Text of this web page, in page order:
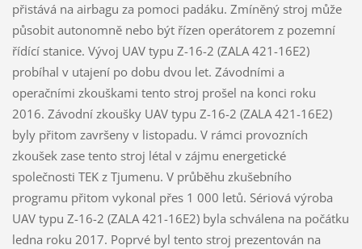
přistává na airbagu za pomoci padáku. Zmíněný stroj může
působit autonomně nebo být řízen operátorem z pozemní
řídící stanice. Vývoj UAV typu Z-16-2 (ZALA 421-16E2)
probíhal v utajení po dobu dvou let. Závodními a
operačními zkouškami tento stroj prošel na konci roku
2016. Závodní zkoušky UAV typu Z-16-2 (ZALA 421-16E2)
byly přitom završeny v listopadu. V rámci provozních
zkoušek zase tento stroj létal v zájmu energetické
společnosti TEK z Tjumenu. V průběhu zkušebního
programu přitom vykonal přes 1 000 letů. Sériová výroba
UAV typu Z-16-2 (ZALA 421-16E2) byla schválena na počátku
ledna roku 2017. Poprvé byl tento stroj prezentován na